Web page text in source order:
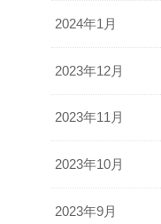
2024年1月
2023年12月
2023年11月
2023年10月
2023年9月